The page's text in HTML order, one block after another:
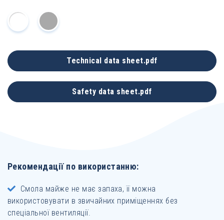
Technical data sheet.pdf
Safety data sheet.pdf
Рекомендації по використанню:
Смола майже не має запаха, її можна
використовувати в звичайних приміщеннях без
спеціальної вентиляції.